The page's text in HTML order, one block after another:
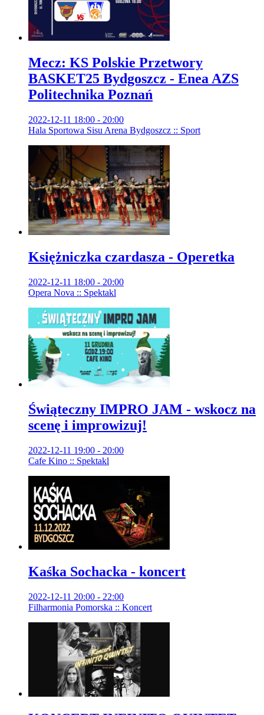
Mecz: KS Polskie Przetwory
BASKET25 Bydgoszcz - Enea AZS
Politechnika Poznań
2022-12-11 18:00 - 20:00
Hala Sportowa Sisu Arena Bydgoszcz :: Sport
Księżniczka czardasza - Operetka
2022-12-11 18:00 - 20:00
Opera Nova :: Spektakl
Świąteczny IMPRO JAM - wskocz na
scenę i improwizuj!
2022-12-11 19:00 - 20:00
Cafe Kino :: Spektakl
Kaśka Sochacka - koncert
2022-12-11 20:00 - 22:00
Filharmonia Pomorska :: Koncert